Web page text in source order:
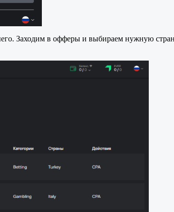
Заходим в офферы и выбираем нужную